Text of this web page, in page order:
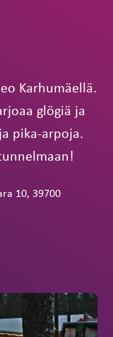
Karhumäellä.
glögiä ja
pika-arpoja.
10, 39700